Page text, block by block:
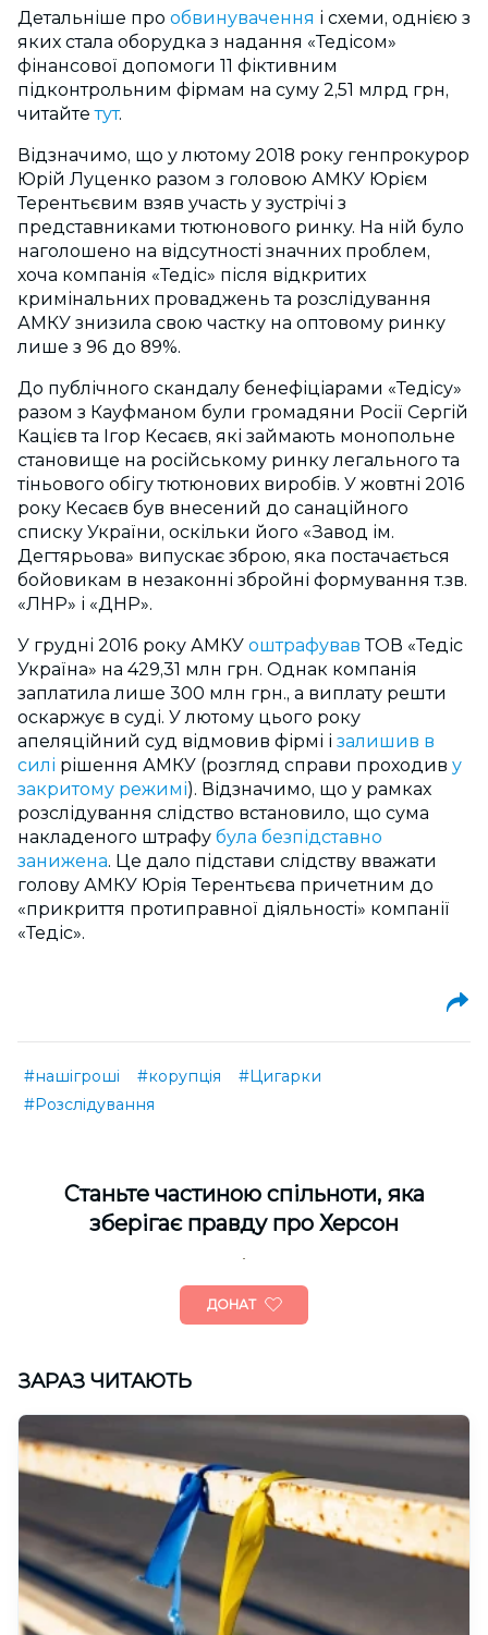
Детальніше про обвинувачення і схеми, однією з
яких стала оборудка з надання «Тедісом»
фінансової допомоги 11 фіктивним
підконтрольним фірмам на суму 2,51 млрд грн,
читайтетут.
Відзначимо, що у лютому 2018 року генпрокурор
Юрій Луценко разом з головою АМКУ Юрієм
Терентьєвим взяв участь у зустрічі з
представниками тютюнового ринку. На ній було
наголошено на відсутності значних проблем,
хоча компанія «Тедіс» після відкритих
кримінальних проваджень та розслідування
АМКУ знизила свою частку на оптовому ринку
лише з 96 до 89%.
До публічного скандалу бенефіціарами «Тедісу»
разом з Кауфманом були громадяни Росії Сергій
Кацієв та Ігор Кесаєв, які займають монопольне
становище на російському ринку легального та
тіньового обігу тютюнових виробів. У жовтні 2016
року Кесаєв був внесений до санаційного
списку України, оскільки його «Завод ім.
Дегтярьова» випускає зброю, яка постачається
бойовикам в незаконні збройні формування т.зв.
«ЛНР» і «ДНР».
У грудні 2016 року АМКУ оштрафував ТОВ «Тедіс
Україна» на 429,31 млн грн. Однак компанія
заплатила лише 300 млн грн., а виплату решти
оскаржує в суді. У лютому цього року
апеляційний суд відмовив фірмі і залишив в
силі рішення АМКУ (розгляд справи проходив у
закритому режимі). Відзначимо, що у рамках
розслідування слідство встановило, що сума
накладеного штрафу була безпідставно
занижена. Це дало підстави слідству вважати
голову АМКУ Юрія Терентьєва причетним до
«прикриття протиправної діяльності» компанії
«Тедіс».
#нашігроші #корупція
#Цигарки
#Розслідування
Cтаньте частиною спільноти, яка
зберігає правду про Херсон
ДОНАТ
ЗАРАЗ ЧИТАЮТЬ